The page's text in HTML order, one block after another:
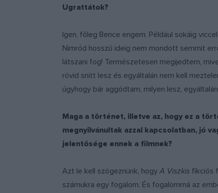
Ugrattátok?
Igen, főleg Bence engem. Például sokáig
Nimród hosszú ideig nem mondott semmit
látszani fog! Természetesen megijedtem,
rövid snitt lesz és egyáltalán nem kell
úgyhogy bár aggódtam, milyen lesz,
Maga a történet, illetve az, hogy ez a
megnyilvánultak azzal kapcsolatban, jó
jelentősége ennek a filmnek?
Azt le kell szögeznünk, hogyA Viszkis fikciós
számukra egy fogalom. És fogalommá az